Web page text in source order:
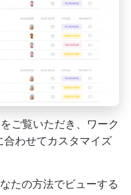
ご覧いただき、ワーク
合わせてカスタマイズ
たの方法でビューする